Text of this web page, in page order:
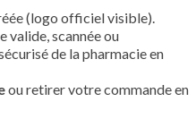
(logo officiel visible).
valide, scannée ou
de la pharmacie en
ou retirer votre commande en